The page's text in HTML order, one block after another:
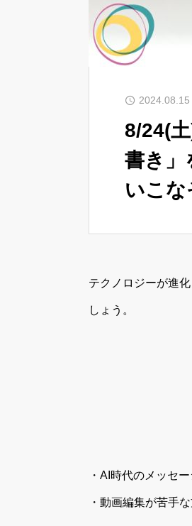
2024.08.15
8/24(
書き
いこな
テクノロジーが進
しょう。
・AI時代のメッセ
・動画編集が苦手